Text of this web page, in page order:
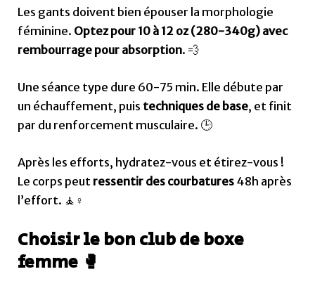
Les gants doivent bien épouser la morphologie
féminine. Optez pour 10 à 12 oz (280-340g) avec
rembourrage pour absorption. 💨
Une séance type dure 60-75 min. Elle débute par
un échauffement, puis techniques de base, et finit
par du renforcement musculaire. 🕒
Après les efforts, hydratez-vous et étirez-vous !
Le corps peut ressentir des courbatures 48h après
l’effort. 🧘♀️
Choisir le bon club de boxe
femme 🥊